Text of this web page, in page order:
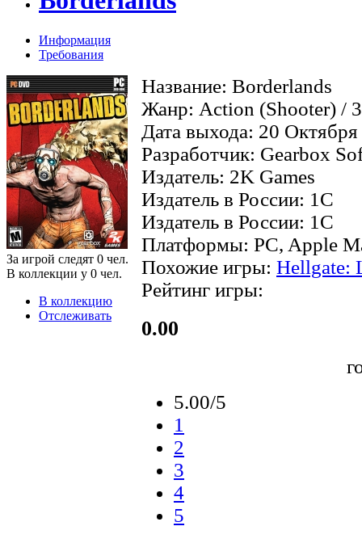
Информация
Требования
За игрой следят 0 чел.
В коллекции у 0 чел.
В коллекцию
Отслеживать
Название: Borderlands
Жанр: Action (Shooter) /
Дата выхода: 20 Октября
Разработчик: Gearbox
Издатель: 2K Games
Издатель в России: 1C
Издатель в России: 1C
Платформы: PC, Apple
Похожие игры: Hellgate:
Рейтинг игры:
0.00
5.00/5
1
2
3
4
5